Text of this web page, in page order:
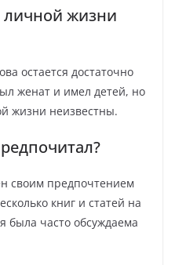
личной жизни
остается достаточно
женат и имел детей, но
жизни неизвестны.
своим предпочтением
книг и статей на
была часто обсуждаема